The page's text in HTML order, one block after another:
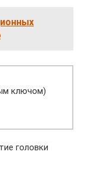
ключом)
головки